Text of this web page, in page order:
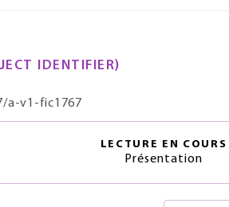
IDENTIFIER)
a-v1-fic1767
LECTURE EN COURS
Présentation